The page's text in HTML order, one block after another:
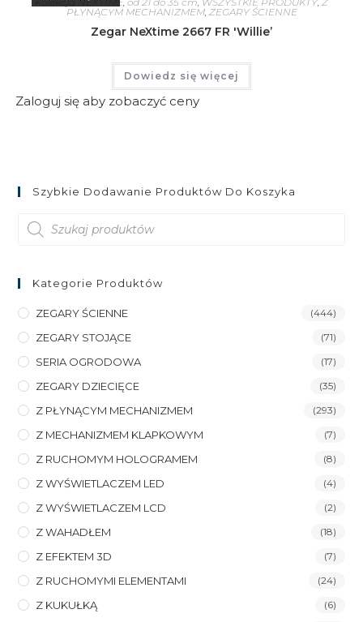
PŁYNĄCYM MECHANIZMEM, ZEGARY ŚCIENNE
Zegar NeXtime 2667 FR 'Willie’
Dowiedz się więcej
Zaloguj się aby zobaczyć ceny
Szybkie Dodawanie Produktów Do Koszyka
produktów
Kategorie Produktów
ZEGARY ŚCIENNE (444)
ZEGARY STOJĄCE (71)
SERIA OGRODOWA (17)
ZEGARY DZIECIĘCE (35)
Z PŁYNĄCYM MECHANIZMEM (293)
Z MECHANIZMEM KLAPKOWYM (7)
Z RUCHOMYM HOLOGRAMEM (8)
Z WYŚWIETLACZEM LED (4)
Z WYŚWIETLACZEM LCD (2)
Z WAHADŁEM (18)
Z EFEKTEM 3D (7)
Z RUCHOMYMI ELEMENTAMI (24)
Z KUKUŁKĄ (6)